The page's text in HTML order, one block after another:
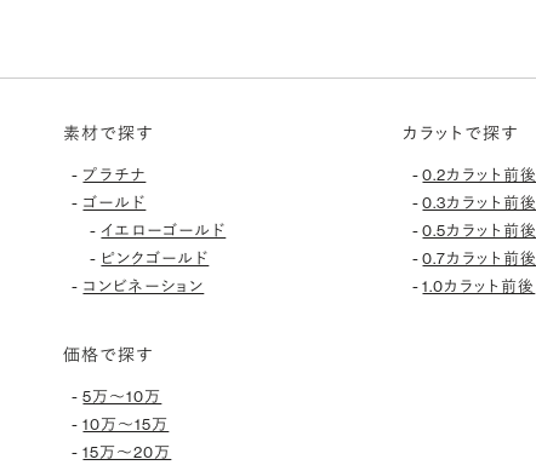
素材で探す
- プラチナ
- ゴールド
- イエローゴールド
- ピンクゴールド
- コンビネーション
価格で探す
-5万〜10万
-10万〜15万
-15万〜20万
カラットで探す
-0.2カラット前後
-0.3カラット前後
-0.5カラット前後
-0.7カラット前後
-1.0カラット前後